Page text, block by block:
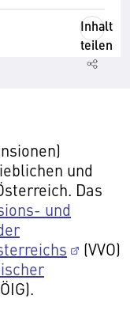
Inhalt
teilen
und
Das
und
(VVO)